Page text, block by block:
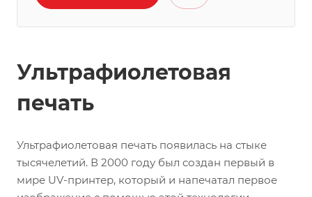
Ультрафиолетовая
печать
Ультрафиолетовая печать появилась на стыке
тысячелетий. В 2000 году был создан первый в
мире UV-принтер, который и напечатал первое